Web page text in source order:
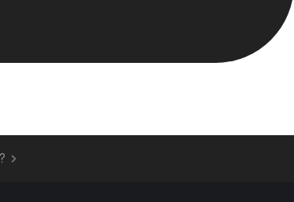
에서 상품을 수령할 수 있나요?